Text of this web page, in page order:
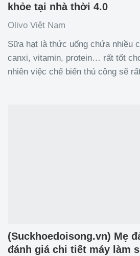
khỏe tại nhà thời 4.0
Olivo Việt Nam
Sữa hạt là thức uống chứa nhiều
canxi, vitamin, protein… rất tốt
nhiên việc chế biến thủ công sẽ
(Suckhoedoisong.vn) Mẹ
đánh giá chi tiết máy làm